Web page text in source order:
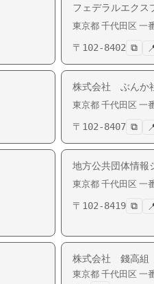
フェデラルエク
東京都 千代田区 一
〒 102-8402 ⧉
株式会社 ぶんか
東京都 千代田区 一
〒 102-8407 ⧉
地方公共団体情報
東京都 千代田区 一
〒 102-8419 ⧉
株式会社 錢高組
東京都 千代田区 一